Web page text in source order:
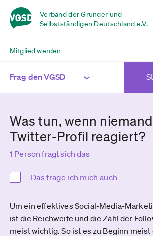
Verband der Gründer und
Selbstständigen Deutschland e.V.
Mitglied werden
Frag den VGSD
Was tun, wenn
Twitter-Profil reagiert?
1 Person fragt sich das
Das frage ich mich auch
Um ein effektives Social-Media-
ist die Reichweite und die Zahl der
meist wichtig. So ist es zu Beginn